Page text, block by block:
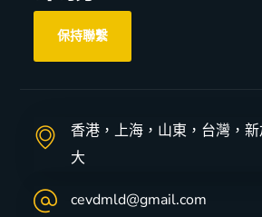
保持聯繫
香港，上海，山東，台灣，
大
cevdmld@gmail.com